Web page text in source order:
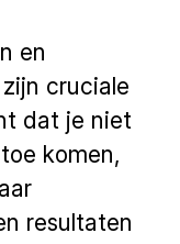
en
cruciale
dat je niet
komen,
resultaten